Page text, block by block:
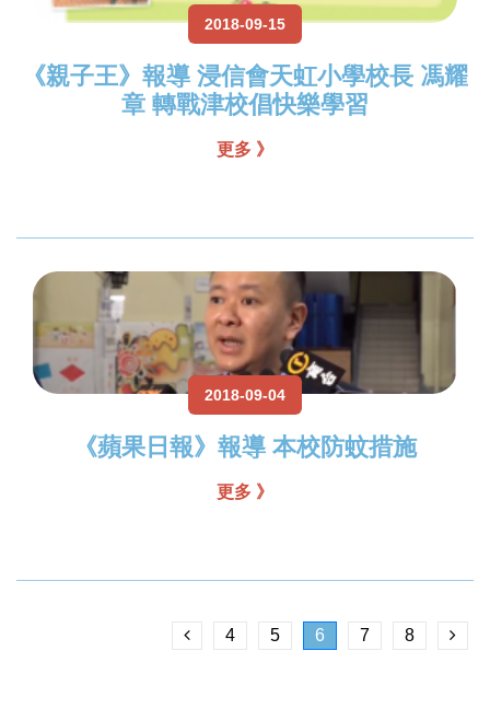
2018-09-15
《親子王》報導 浸信會天虹小學校長 馮耀
章 轉戰津校倡快樂學習
更多 》
2018-09-04
《蘋果日報》報導 本校防蚊措施
更多 》
4 5 6 7 8